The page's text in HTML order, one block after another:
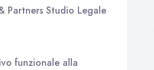
Partners Studio Legale
funzionale alla